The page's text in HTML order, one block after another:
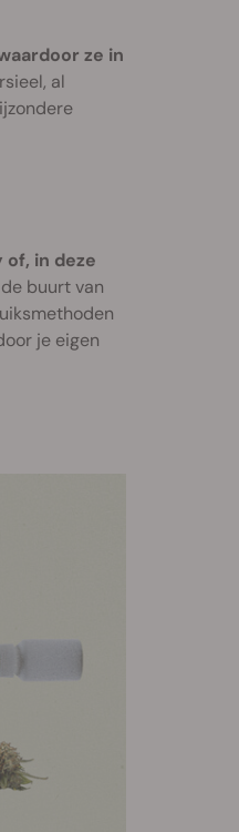
ze in
al
of, in deze
buurt van
je eigen